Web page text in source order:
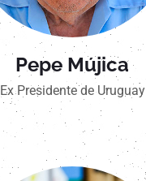
Pepe Mújica
Ex Presidente de Uruguay